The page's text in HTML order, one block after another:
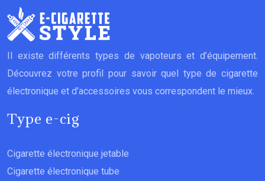
Il existe différents types de vapoteurs et d’équipement.
Découvrez votre profil pour savoir quel type de cigarette
électronique et d’accessoires vous correspondent le mieux.
Type e-cig
Cigarette électronique jetable
Cigarette électronique tube